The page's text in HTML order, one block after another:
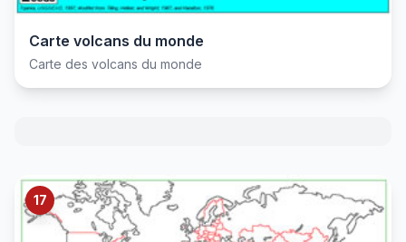
Carte volcans du monde
Carte des volcans du monde
17